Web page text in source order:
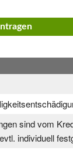
sind vom
individuell